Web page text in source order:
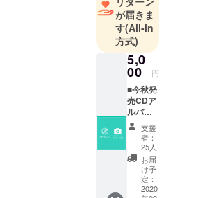
@KURUIZA
KE_STAFF
が届きま
す(All-in
方式)
5,0
00 円
■今秋発
売CDア
ルバム■
ランダ
ムピン
チェキ
（サイ
ン入
り）
支援
者：
25人
お届
け予
定：
2020